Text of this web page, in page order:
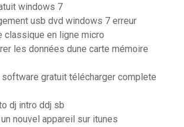
windows 7
usb dvd windows 7 erreur
classique en ligne micro
les données dune carte mémoire
gratuit télécharger complete
dj intro ddj sb
nouvel appareil sur itunes